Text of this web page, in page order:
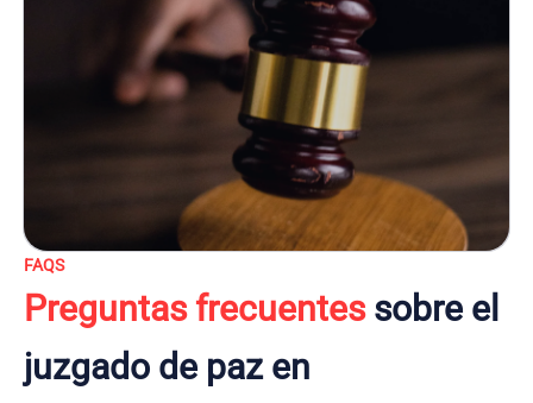
FAQS
Preguntas frecuentessobre el
juzgado de paz en